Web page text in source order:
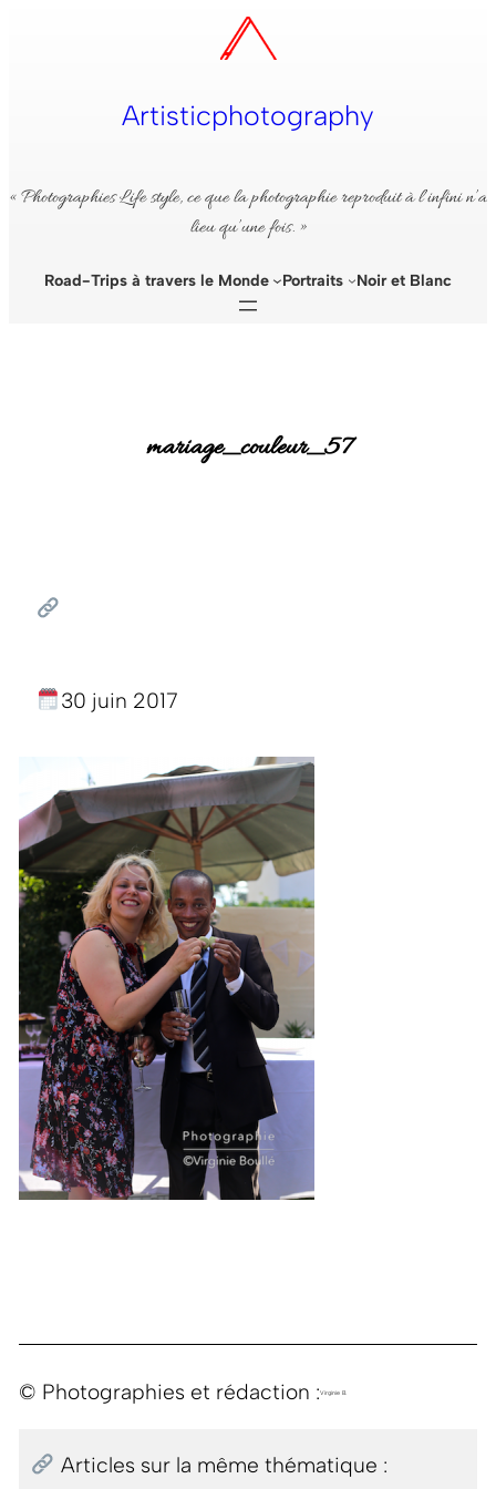
Artisticphotography
« Photographies Life style, ce que la photographie reproduit à l’infini n’a
lieu qu’une fois. »
Road-Trips à travers le Monde Portraits Noir et Blanc
mariage_couleur_57
30 juin 2017
© Photographies et rédaction :Virginie B.
Articles sur la même thématique :